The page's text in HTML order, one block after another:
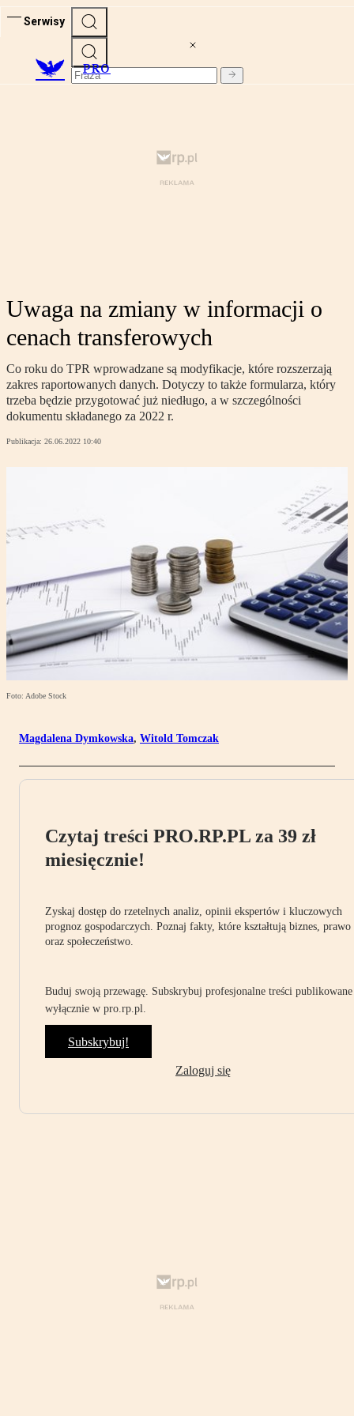
Serwisy
PRO
Uwaga na zmiany w informacji o
cenach transferowych
Co roku do TPR wprowadzane są modyfikacje, które rozszerzają
zakres raportowanych danych. Dotyczy to także formularza, który
trzeba będzie przygotować już niedługo, a w szczególności
dokumentu składanego za 2022 r.
Publikacja: 26.06.2022 10:40
Foto: Adobe Stock
Magdalena Dymkowska, Witold Tomczak
Czytaj treści PRO.RP.PL za 39 zł
miesięcznie!
Zyskaj dostęp do rzetelnych analiz, opinii ekspertów i kluczowych
prognoz gospodarczych. Poznaj fakty, które kształtują biznes, prawo
oraz społeczeństwo.
Buduj swoją przewagę. Subskrybuj profesjonalne treści publikowane
wyłącznie w pro.rp.pl.
Subskrybuj!
Zaloguj się